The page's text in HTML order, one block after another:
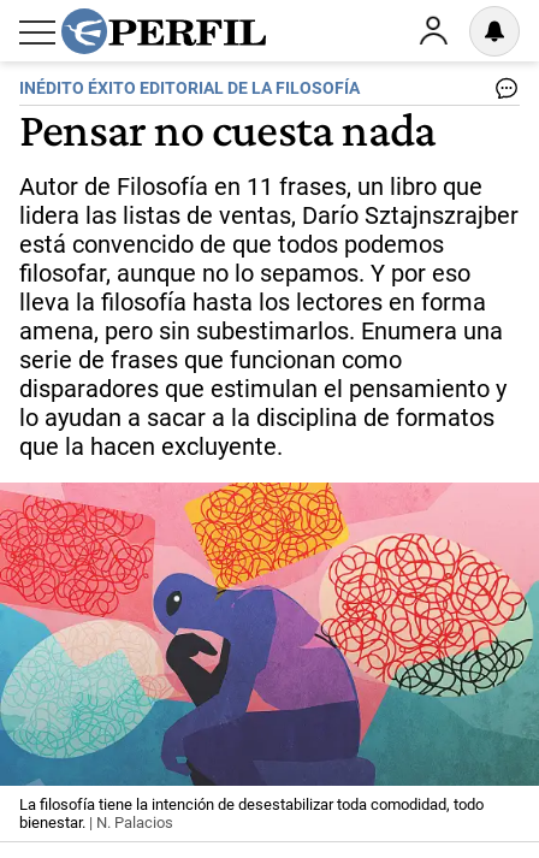
INÉDITO ÉXITO EDITORIAL DE LA FILOSOFÍA
Pensar no cuesta nada
Autor de Filosofía en 11 frases, un libro que
lidera las listas de ventas, Darío Sztajnszrajber
está convencido de que todos podemos
filosofar, aunque no lo sepamos. Y por eso
lleva la filosofía hasta los lectores en forma
amena, pero sin subestimarlos. Enumera una
serie de frases que funcionan como
disparadores que estimulan el pensamiento y
lo ayudan a sacar a la disciplina de formatos
que la hacen excluyente.
La filosofía tiene la intención de desestabilizar toda comodidad, todo
bienestar. | N. Palacios